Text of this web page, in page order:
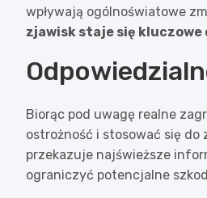
wpływają ogólnoświatowe
zjawisk staje się kluczowe
Biorąc pod uwagę realne
ostrożność i stosować się
przekazuje najświeższe
ograniczyć potencjalne